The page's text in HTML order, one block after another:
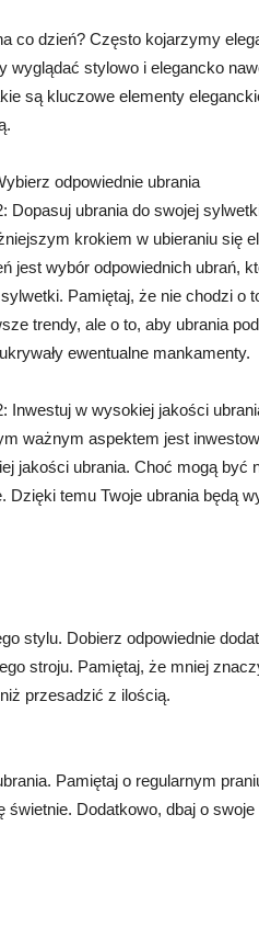
co dzień? Często kojarzymy
wyglądać stylowo i elegancko
są kluczowe elementy
odpowiednie ubrania
Dopasuj ubrania do swojej
krokiem w ubieraniu się
jest wybór odpowiednich ubrań,
Pamiętaj, że nie chodzi o
trendy, ale o to, aby ubrania
ewentualne mankamenty.
Inwestuj w wysokiej jakości
ważnym aspektem jest
jakości ubrania. Choć mogą być
Dzięki temu Twoje ubrania będą
stylu. Dobierz odpowiednie
stroju. Pamiętaj, że mniej
przesadzić z ilością.
Pamiętaj o regularnym
świetnie. Dodatkowo, dbaj o